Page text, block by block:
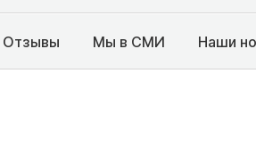
Отзывы Мы в СМИ Наши